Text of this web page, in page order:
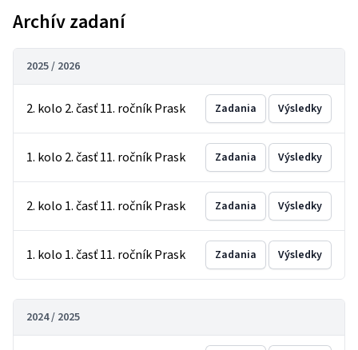
Archív zadaní
2025 / 2026
2. kolo 2. časť 11. ročník Prask Zadania Výsledky
1. kolo 2. časť 11. ročník Prask Zadania Výsledky
2. kolo 1. časť 11. ročník Prask Zadania Výsledky
1. kolo 1. časť 11. ročník Prask Zadania Výsledky
2024 / 2025